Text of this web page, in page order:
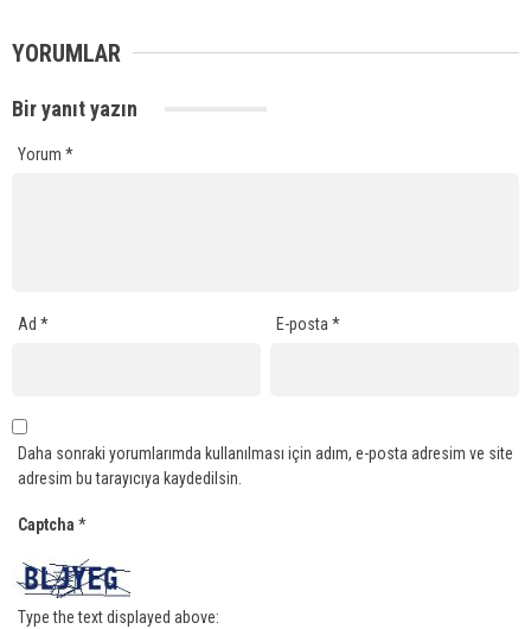
YORUMLAR
Bir yanıt yazın
Yorum *
Ad * E-posta*
Daha sonraki yorumlarımda kullanılması için adım, e-posta adresim ve site
adresim bu tarayıcıya kaydedilsin.
Captcha *
Type the text displayed above: